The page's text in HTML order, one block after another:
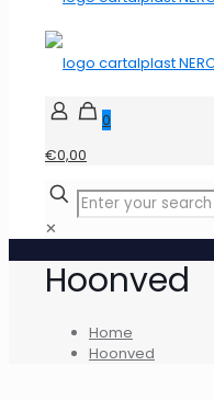
0
€0,00
✕
Hoonved
Home
Hoonved